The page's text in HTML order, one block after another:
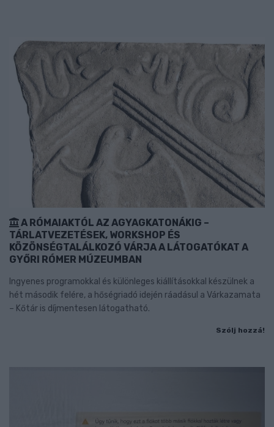
A RÓMAIAKTÓL AZ AGYAGKATONÁKIG –
TÁRLATVEZETÉSEK, WORKSHOP ÉS
KÖZÖNSÉGTALÁLKOZÓ VÁRJA A LÁTOGATÓKAT A
GYŐRI RÓMER MÚZEUMBAN
Ingyenes programokkal és különleges kiállításokkal készülnek a
hét második felére, a hőségriadó idején ráadásul a Várkazamata
– Kőtár is díjmentesen látogatható.
Szólj hozzá!